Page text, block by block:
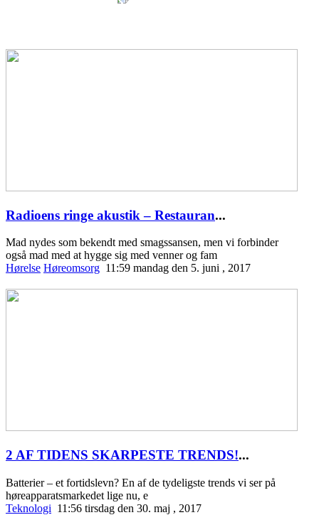
Radioens ringe akustik – Restauran...
Mad nydes som bekendt med smagssansen, men vi forbinder
også mad med at hygge sig med venner og fam
Hørelse Høreomsorg 11:59 mandag den 5. juni , 2017
2 AF TIDENS SKARPESTE TRENDS!...
Batterier – et fortidslevn? En af de tydeligste trends vi ser på
høreapparatsmarkedet lige nu, e
Teknologi 11:56 tirsdag den 30. maj , 2017